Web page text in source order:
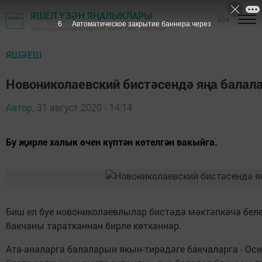
ЯШЕЛ ҮЗӘН ЯҢАЛЫКЛАРЫ
Зеленодольск районының "Яшел Үзән" газетасы
ЯШӘЕШ
Новониколаевский бистәсендә яңа
Автор, 31 август 2020 - 14:14
Бу җирле халык өчен күптән көтелгән вакыйга.
Биш ел буе новониколаевлылар бистәдә мәктәпкәчә
бакчаны таратканнан бирле көткәннәр.
Ата-аналарга балаларын якын-тирәдәге бакчаларга -
5 Автоматическое закрытие баннера через